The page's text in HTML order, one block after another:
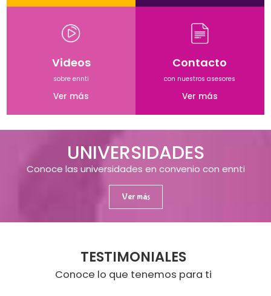
Videos
sobre ennti
Ver más
Contacto
con nuestros asesores
Ver más
UNIVERSIDADES
Conoce las universidades en convenio con ennti
Ver más
TESTIMONIALES
Conoce lo que tenemos para ti